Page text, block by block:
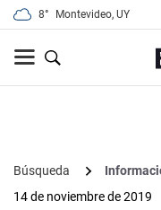
8° Montevideo, UY
Búsqueda
14 de noviembre de 2019